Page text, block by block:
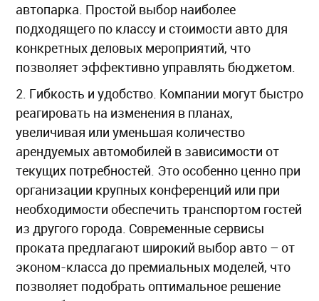
автопарка. Простой выбор наиболее
подходящего по классу и стоимости авто для
конкретных деловых мероприятий, что
позволяет эффективно управлять бюджетом.
2. Гибкость и удобство. Компании могут быстро
реагировать на изменения в планах,
увеличивая или уменьшая количество
арендуемых автомобилей в зависимости от
текущих потребностей. Это особенно ценно при
организации крупных конференций или при
необходимости обеспечить транспортом гостей
из другого города. Современные сервисы
проката предлагают широкий выбор авто – от
эконом-класса до премиальных моделей, что
позволяет подобрать оптимальное решение